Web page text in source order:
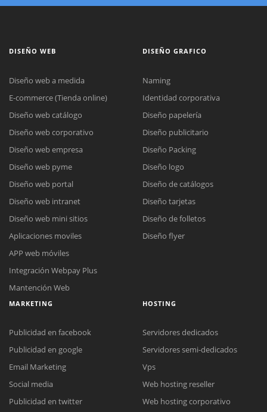
DISEÑO WEB
Diseño web a medida
E-commerce (Tienda online)
Diseño web catálogo
Diseño web corporativo
Diseño web empresa
Diseño web pyme
Diseño web portal
Diseño web intranet
Diseño web mini sitios
Aplicaciones moviles
APP web móviles
Integración Webpay Plus
Mantención Web
DISEÑO GRAFICO
Naming
Identidad corporativa
Diseño papelería
Diseño publicitario
Diseño Packing
Diseño logo
Diseño de catálogos
Diseño tarjetas
Diseño de folletos
Diseño flyer
MARKETING
Publicidad en facebook
Publicidad en google
Email Marketing
Social media
Publicidad en twitter
HOSTING
Servidores dedicados
Servidores semi-dedicados
Vps
Web hosting reseller
Web hosting corporativo